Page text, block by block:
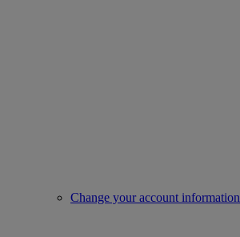
Change your account information